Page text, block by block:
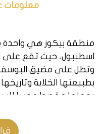
معلومات
منطقة بيكوز هي واحدة
اسطنبول، حيث تقع على
وتطل على مضيق
بطبيعتها الخلابة
يجعلها مقصدا محببا
في بيكوز، يمكنك
للبوسفور والجسور